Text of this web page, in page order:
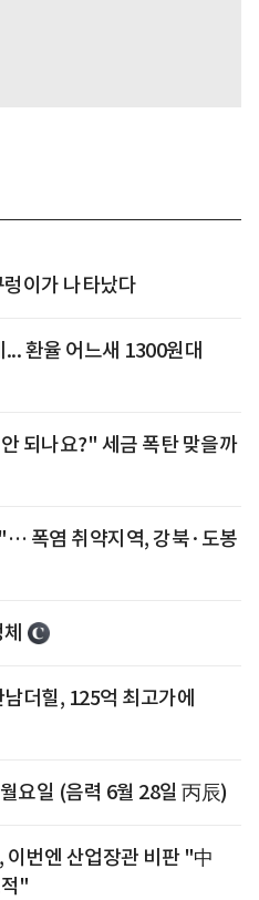
이가 나타났다
환율 어느새 1300원대
되나요?" 세금 폭탄 맞을까
폭염 취약지역, 강북·도봉
더힐, 125억 최고가에
요일 (음력 6월 28일 丙辰)
번엔 산업장관 비판 "中
"